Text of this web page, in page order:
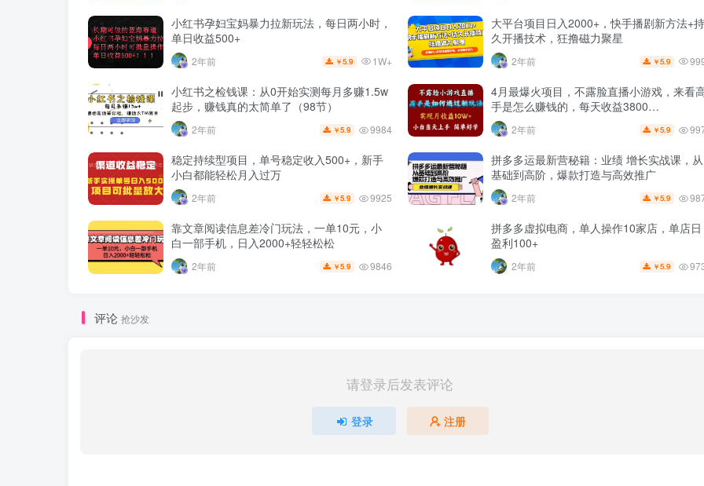
小红书孕妇宝妈暴力拉新玩法，每日两小时，
单日收益500+
2年前 ￥5.9 1W+
大平台项目日入2000+，快手播剧新方法+持
久开播技术，狂撸磁力聚星
2年前 ￥5.9
小红书之检钱课：从0开始实测每月多赚1.5w
起步，赚钱真的太简单了（98节）
2年前 ￥5.9 9984
4月最爆火项目，不露脸直播小游戏，来看
手是怎么赚钱的，每天收益3800…
2年前 ￥5.9
稳定持续型项目，单号稳定收入500+，新手
小白都能轻松月入过万
2年前 ￥5.9 9925
拼多多运最新营秘籍：业绩 增长实战课，从
基础到高阶，爆款打造与高效推广
2年前 ￥5.9
靠文章阅读信息差冷门玩法，一单10元，小
白一部手机，日入2000+轻轻松松
2年前 ￥5.9 9846
拼多多虚拟电商，单人操作10家店，单店日
盈利100+
2年前 ￥5.9
评论 抢沙发
请登录后发表评论
登录 注册